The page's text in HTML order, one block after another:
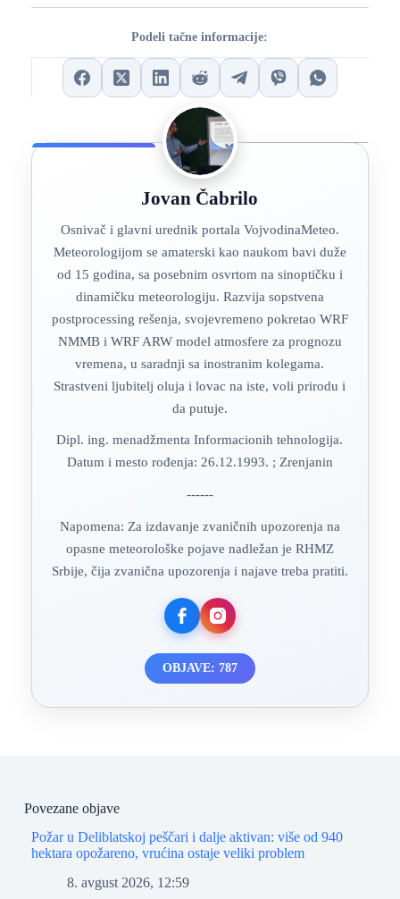
Podeli tačne informacije:
Jovan Čabrilo
Osnivač i glavni urednik portala VojvodinaMeteo.
Meteorologijom se amaterski kao naukom bavi duže
od 15 godina, sa posebnim osvrtom na sinoptičku i
dinamičku meteorologiju. Razvija sopstvena
postprocessing rešenja, svojevremeno pokretao WRF
NMMB i WRF ARW model atmosfere za prognozu
vremena, u saradnji sa inostranim kolegama.
Strastveni ljubitelj oluja i lovac na iste, voli prirodu i
da putuje.
Dipl. ing. menadžmenta Informacionih tehnologija.
Datum i mesto rođenja: 26.12.1993. ; Zrenjanin
------
Napomena: Za izdavanje zvaničnih upozorenja na
opasne meteorološke pojave nadležan je RHMZ
Srbije, čija zvanična upozorenja i najave treba pratiti.
OBJAVE: 787
Povezane objave
Požar u Deliblatskoj peščari i dalje aktivan: više od 940
hektara opožareno, vrućina ostaje veliki problem
8. avgust 2026, 12:59